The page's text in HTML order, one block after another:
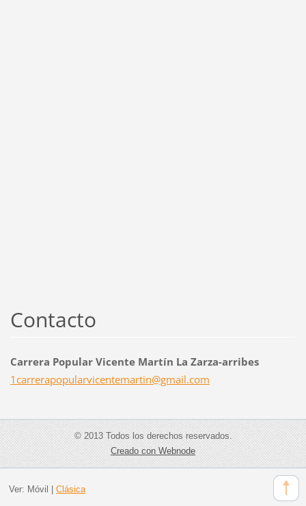
Contacto
Carrera Popular Vicente Martín La Zarza-arribes
1carrerapopularvicentemartin@gmail.com
© 2013 Todos los derechos reservados.
Creado con Webnode
Ver: Móvil | Clásica